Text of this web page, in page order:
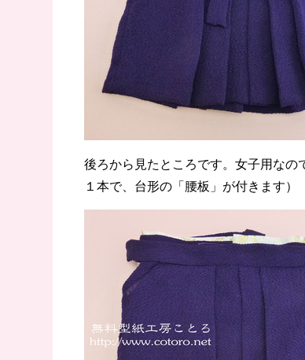
後ろから見たところです。女子用な
１本で、台形の「腰板」が付きます）